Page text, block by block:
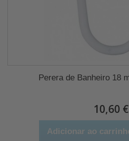
Perera de Banheiro 18
10,60 €
Adicionar ao